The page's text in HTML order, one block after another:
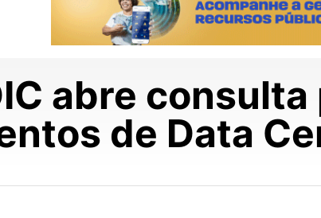
abre
de Data